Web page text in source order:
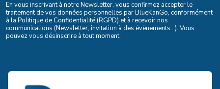
En vous inscrivant à notre Newsletter, vous confirmez accepter le
traitement de vos données personnelles par BlueKanGo, conformément
à la Politique de Confidentialité(RGPD) et à recevoir nos
communications (Newsletter, invitation à des évènements...). Vous
pouvez vous désinscrire à tout moment.